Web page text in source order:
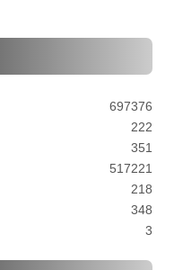
697376
222
351
517221
218
348
3